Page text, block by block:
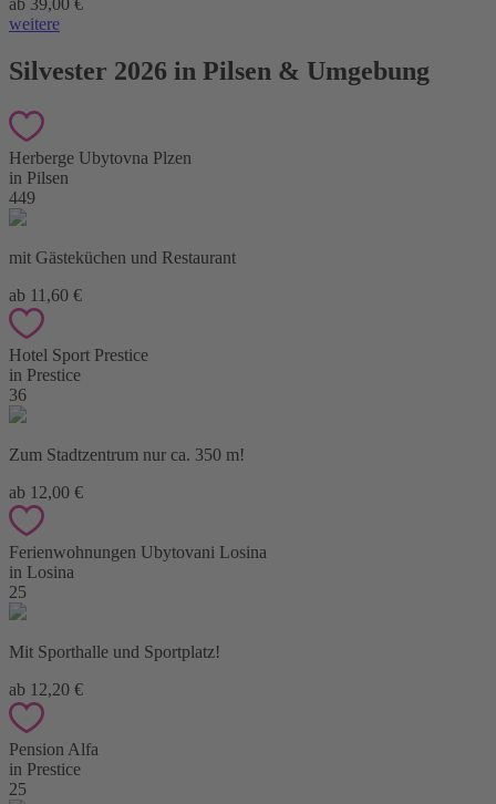
weitere
Silvester 2026 in Pilsen & Umgebung
Herberge Ubytovna Plzen
in Pilsen
449
mit Gästeküchen und Restaurant
ab 11,60 €
Hotel Sport Prestice
in Prestice
36
Zum Stadtzentrum nur ca. 350 m!
ab 12,00 €
Ferienwohnungen Ubytovani Losina
in Losina
25
Mit Sporthalle und Sportplatz!
ab 12,20 €
Pension Alfa
in Prestice
25